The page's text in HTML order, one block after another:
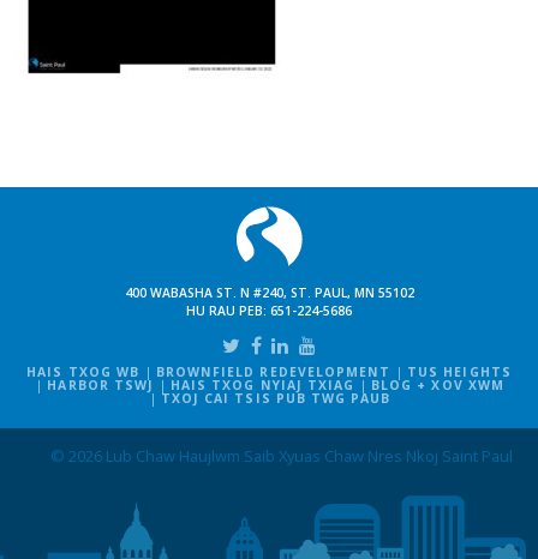
400 WABASHA ST. N #240, ST. PAUL, MN 55102
HU RAU PEB: 651-224-5686
HAIS TXOG WB BROWNFIELD REDEVELOPMENT TUS HEIGHTS
HARBOR TSWJ HAIS TXOG NYIAJ TXIAG BLOG + XOV XWM
TXOJ CAI TSIS PUB TWG PAUB
© 2026 Lub Chaw Haujlwm Saib Xyuas Chaw Nres Nkoj Saint Paul